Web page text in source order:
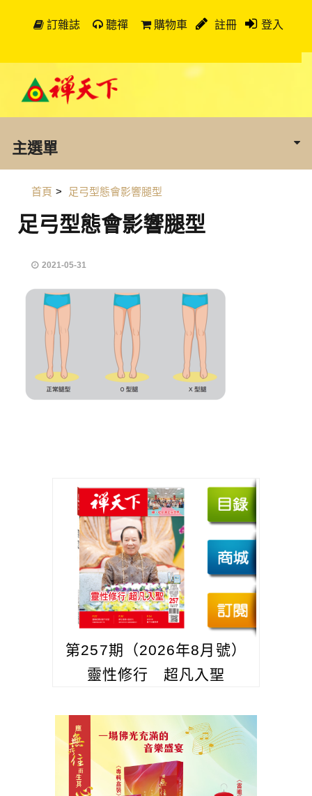
訂雜誌 聽禪 購物車 註冊 登入
主選單
首頁 > 足弓型態會影響腿型
足弓型態會影響腿型
2021-05-31
第257期（2026年8月號）
靈性修行 超凡入聖